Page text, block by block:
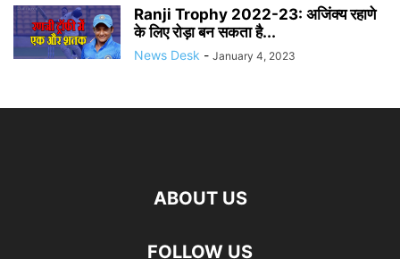
Ranji Trophy 2022-23: अजिंक्य रहाणे
के लिए रोड़ा बन सकता है...
News Desk - January 4, 2023
ABOUT US
FOLLOW US